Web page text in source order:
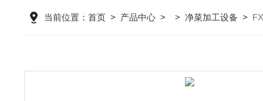
当前位置： 首页> 产品中心> > 净菜加工设备 >